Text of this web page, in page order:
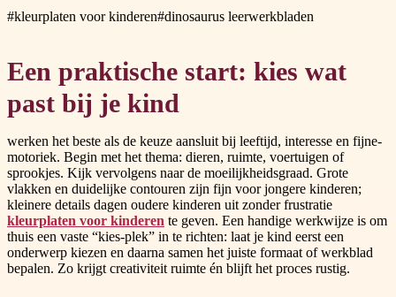
#kleurplaten voor kinderen#dinosaurus leerwerkbladen
Een praktische start: kies wat
past bij je kind
werken het beste als de keuze aansluit bij leeftijd, interesse en fijne-
motoriek. Begin met het thema: dieren, ruimte, voertuigen of
sprookjes. Kijk vervolgens naar de moeilijkheidsgraad. Grote
vlakken en duidelijke contouren zijn fijn voor jongere kinderen;
kleinere details dagen oudere kinderen uit zonder frustratie
kleurplaten voor kinderen te geven. Een handige werkwijze is om
thuis een vaste “kies-plek” in te richten: laat je kind eerst een
onderwerp kiezen en daarna samen het juiste formaat of werkblad
bepalen. Zo krijgt creativiteit ruimte én blijft het proces rustig.